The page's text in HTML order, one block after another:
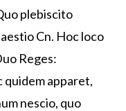
plebiscito
Cn. Hoc loco
Reges:
apparet,
nescio, quo